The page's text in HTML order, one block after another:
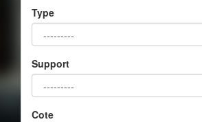
Type
Support
Cote